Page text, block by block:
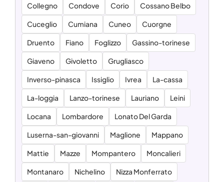
Collegno Condove Corio Cossano Belbo
Cuceglio Cumiana Cuneo Cuorgne
Druento Fiano Foglizzo Gassino-torinese
Giaveno Givoletto Grugliasco
Inverso-pinasca Issiglio Ivrea La-cassa
La-loggia Lanzo-torinese Lauriano Leini
Locana Lombardore Lonato Del Garda
Luserna-san-giovanni Maglione Mappano
Mattie Mazze Mompantero Moncalieri
Montanaro Nichelino Nizza Monferrato